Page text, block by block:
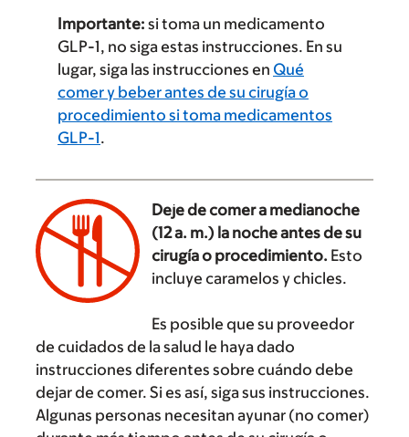
Importante: si toma un medicamento
GLP-1, no siga estas instrucciones. En su
lugar, siga las instrucciones en Qué
comer y beber antes de su cirugía o
procedimiento si toma medicamentos
GLP-1.
Deje de comer a medianoche
(12 a. m.) la noche antes de su
cirugía o procedimiento. Esto
incluye caramelos y chicles.
Es posible que su proveedor
de cuidados de la salud le haya dado
instrucciones diferentes sobre cuándo debe
dejar de comer. Si es así, siga sus instrucciones.
Algunas personas necesitan ayunar (no comer)